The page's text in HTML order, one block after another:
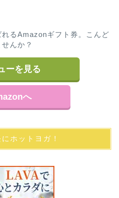
るAmazonギフト券。こんど
んか？
ーを見る
へ
ホットヨガ！